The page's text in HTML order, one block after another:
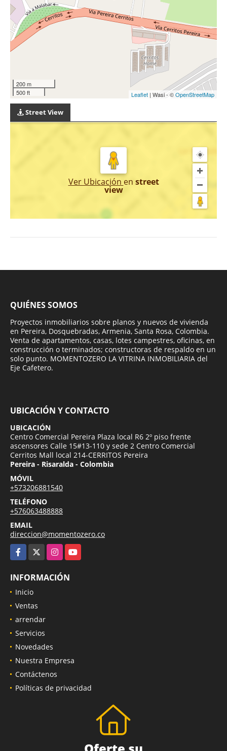
200 m
500 ft
Leaflet | Wasi - ©OpenStreetMap
Street View
Ver Ubicación en street
view
QUIÉNES SOMOS
Proyectos inmobiliarios sobre planos y nuevos de vivienda
en Pereira, Dosquebradas, Armenia, Santa Rosa, Colombia.
Venta de apartamentos, casas, lotes campestres, oficinas, en
construcción o terminados; constructoras de respaldo en un
solo punto. MOMENTOZERO LA VITRINA INMOBILIARIA del
Eje Cafetero.
UBICACIÓN Y CONTACTO
UBICACIÓN
Centro Comercial Pereira Plaza local R6 2º piso frente
ascensores Calle 15#13-110 y sede 2 Centro Comercial
Cerritos Mall local 214-CERRITOS Pereira
Pereira - Risaralda - Colombia
MÓVIL
+573206881540
TELÉFONO
+576063488888
EMAIL
direccion@momentozero.co
Facebook
InstagramYouTube
INFORMACIÓN
Inicio
Ventas
arrendar
Servicios
Novedades
Nuestra Empresa
Contáctenos
Políticas de privacidad